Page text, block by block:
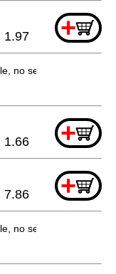
+
1.97
no se puede pedir
+
1.66
+
7.86
no se puede pedir